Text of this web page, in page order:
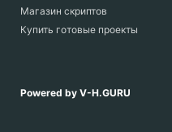
Магазин скриптов
Купить готовые проекты
Powered by V-H.GURU